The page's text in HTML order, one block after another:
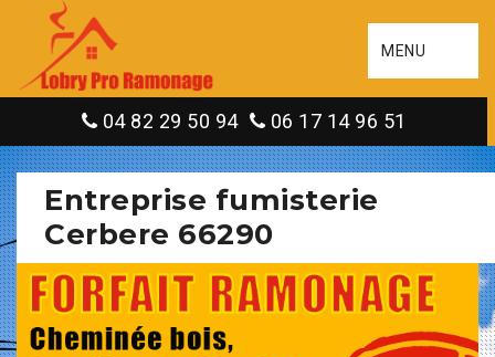
MENU
04 82 29 50 94 06 17 14 96 51
Entreprise fumisterie
Cerbere 66290